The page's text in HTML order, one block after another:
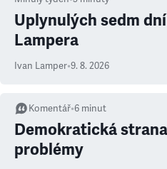
Uplynulých sedm
Lampera
Ivan Lamper•9. 8. 2026
Komentář•6 minut
Demokratická
problémy